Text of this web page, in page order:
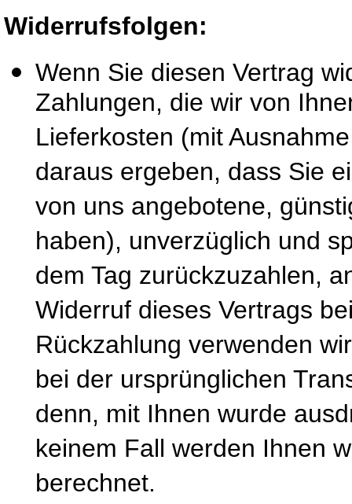
Widerrufsfolgen:
Wenn Sie diesen Vertrag
Zahlungen, die wir von
Lieferkosten (mit
daraus ergeben, dass Sie
von uns angebotene,
haben), unverzüglich und
dem Tag zurückzuzahlen,
Widerruf dieses Vertrags
Rückzahlung verwenden
bei der ursprünglichen
denn, mit Ihnen wurde
keinem Fall werden Ihnen
berechnet.